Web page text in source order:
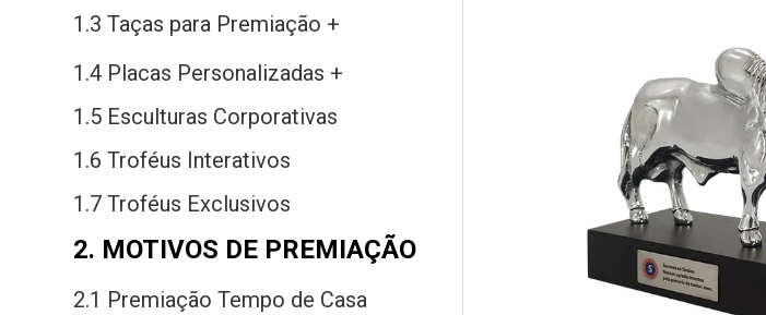
1.3 Taças para Premiação +
1.4 Placas Personalizadas +
1.5 Esculturas Corporativas
1.6 Troféus Interativos
1.7 Troféus Exclusivos
2. MOTIVOS DE PREMIAÇÃO
2.1 Premiação Tempo de Casa